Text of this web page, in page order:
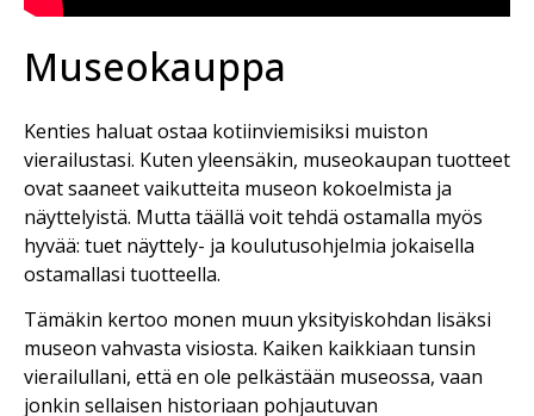
Museokauppa
Kenties haluat ostaa kotiinviemisiksi muiston
vierailustasi. Kuten yleensäkin, museokaupan tuotteet
ovat saaneet vaikutteita museon kokoelmista ja
näyttelyistä. Mutta täällä voit tehdä ostamalla myös
hyvää: tuet näyttely- ja koulutusohjelmia jokaisella
ostamallasi tuotteella.
Tämäkin kertoo monen muun yksityiskohdan lisäksi
museon vahvasta visiosta. Kaiken kaikkiaan tunsin
vierailullani, että en ole pelkästään museossa, vaan
jonkin sellaisen historiaan pohjautuvan